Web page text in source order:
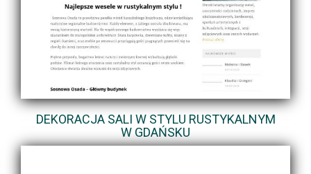
DEKORACJA SALI W STYLU RUSTYKALNYM
W GDAŃSKU